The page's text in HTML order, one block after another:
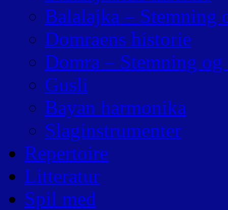
Balalajka – Stemning
Domraens historie
Domra – Stemning og
Gusli
Bayan harmonika
Slaginstrumenter
Repertoire
Litteratur
Spil med